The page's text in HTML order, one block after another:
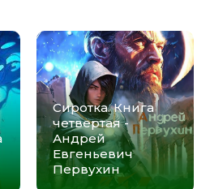
Сиротка. Книга
четвертая -
Андрей
Евгеньевич
Первухин